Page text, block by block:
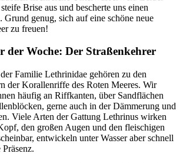
Brise aus und bescherte uns einen
Grund genug, sich auf eine schöne neue
zu freuen!
der Woche: Der Straßenkehrer
Familie Lethrinidae gehören zu den
der Korallenriffe des Roten Meeres. Wir
häufig an Riffkanten, über Sandflächen
gerne auch in der Dämmerung und
Viele Arten der Gattung Lethrinus wirken
den großen Augen und den fleischigen
entwickeln unter Wasser aber schnell